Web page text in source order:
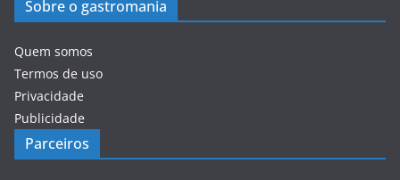
Sobre o gastromania
Quem somos
Termos de uso
Privacidade
Publicidade
Parceiros